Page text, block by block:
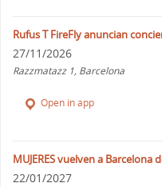
Rufus T FireFly anuncian
27/11/2026
Razzmatazz 1, Barcelona
Open in app
MUJERES vuelven a
22/01/2027